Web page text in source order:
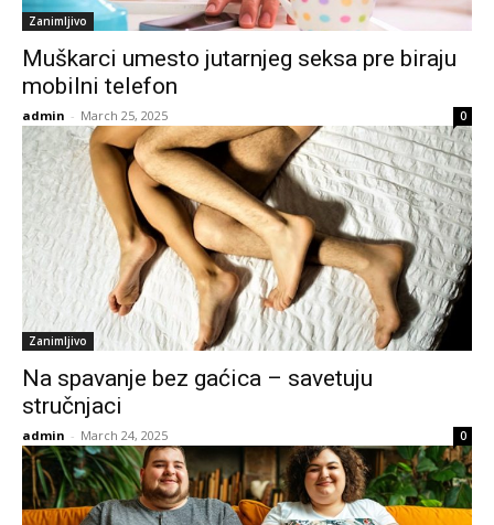
Zanimljivo
Muškarci umesto jutarnjeg seksa pre biraju
mobilni telefon
admin - March 25, 2025 0
Zanimljivo
Na spavanje bez gaćica – savetuju
stručnjaci
admin - March 24, 2025 0